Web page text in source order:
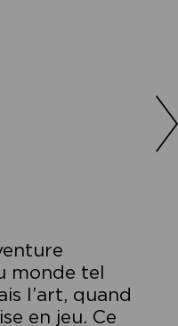
monde tel
l’art, quand
en jeu. Ce